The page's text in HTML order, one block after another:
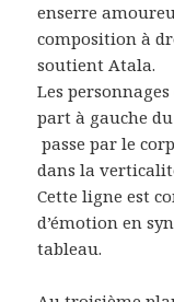
enserre
composition à
soutient Atala.
Les
part à gauche
passe par le
dans la
Cette ligne est
d’émotion en
tableau.